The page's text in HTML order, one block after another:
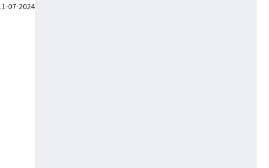
07-2024